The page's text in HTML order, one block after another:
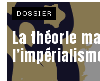
DOSSIER
La théorie